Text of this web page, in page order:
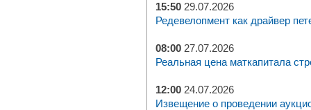
15:50 29.07.2026
Редевелопмент как драйвер
08:00 27.07.2026
Реальная цена маткапитала
12:00 24.07.2026
Извещение о проведении